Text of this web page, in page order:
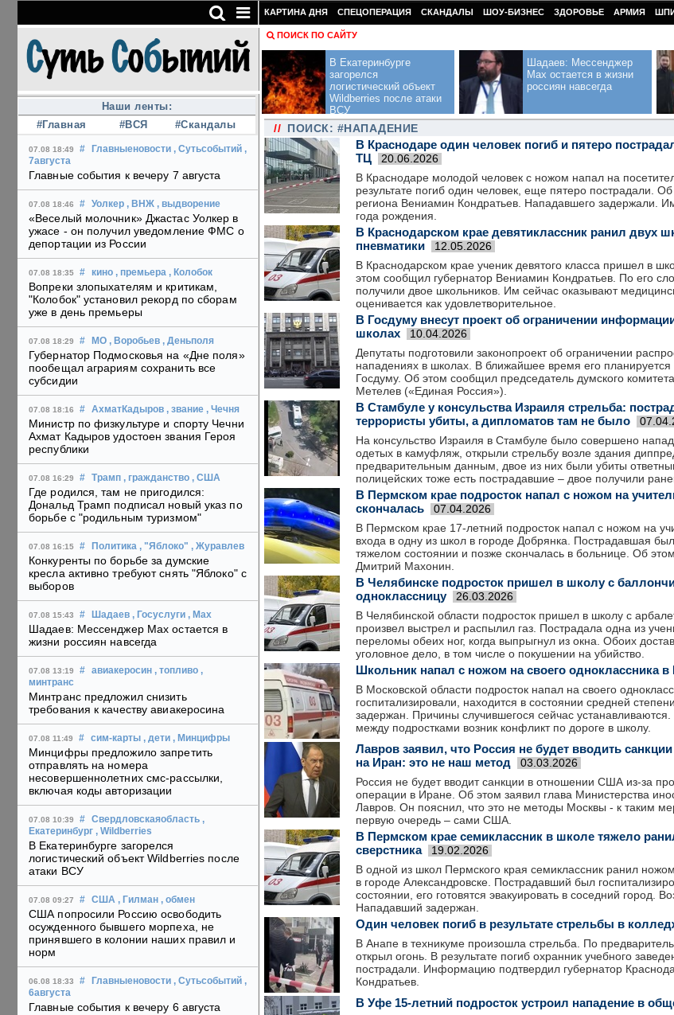
Наши ленты:
#Главная
#ВСЯ #Скандалы
07.08 18:49 # Главныеновости , Сутьсобытий ,
7августа
Главные события к вечеру 7 августа
07.08 18:46 # Уолкер , ВНЖ , выдворение
«Веселый молочник» Джастас Уолкер в
ужасе - он получил уведомление ФМС о
депортации из России
07.08 18:35 # кино , премьера , Колобок
Вопреки злопыхателям и критикам,
"Колобок" установил рекорд по сборам
уже в день премьеры
07.08 18:29 # МО , Воробьев , Деньполя
Губернатор Подмосковья на «Дне поля»
пообещал аграриям сохранить все
субсидии
07.08 18:16 # АхматКадыров , звание , Чечня
Министр по физкультуре и спорту Чечни
Ахмат Кадыров удостоен звания Героя
республики
07.08 16:29 # Трамп , гражданство , США
Где родился, там не пригодился:
Дональд Трамп подписал новый указ по
борьбе с "родильным туризмом"
07.08 16:15 # Политика , "Яблоко" , Журавлев
Конкуренты по борьбе за думские
кресла активно требуют снять "Яблоко" с
выборов
07.08 15:43 # Шадаев , Госуслуги , Max
Шадаев: Мессенджер Max остается в
жизни россиян навсегда
07.08 13:19 # авиакеросин , топливо ,
минтранс
Минтранс предложил снизить
требования к качеству авиакеросина
07.08 11:49 # сим-карты , дети , Минцифры
Минцифры предложило запретить
отправлять на номера
несовершеннолетних смс-рассылки,
включая коды авторизации
07.08 10:39 # Свердловскаяобласть ,
Екатеринбург , Wildberries
В Екатеринбурге загорелся
логистический объект Wildberries после
атаки ВСУ
07.08 09:27 # США , Гилман , обмен
США попросили Россию освободить
осужденного бывшего морпеха, не
принявшего в колонии наших правил и
норм
06.08 18:33 # Главныеновости , Сутьсобытий ,
6августа
Главные события к вечеру 6 августа
КАРТИНА ДНЯ СПЕЦОПЕРАЦИЯ СКАНДАЛЫ ШОУ-БИЗНЕС ЗДОРОВЬЕ АРМИЯ
ПОИСК ПО САЙТУ
В Екатеринбурге
загорелся
логистический объект
Wildberries после атаки
ВСУ
Шадаев: Мессенджер
Max остается в жизни
россиян навсегда
// ПОИСК: #НАПАДЕНИЕ
В Краснодаре один человек погиб и пятеро
ТЦ
20.06.2026
В Краснодаре молодой человек с ножом напал на
результате погиб один человек, еще пятеро пострадали.
региона Вениамин Кондратьев. Нападавшего задержали.
года рождения.
В Краснодарском крае девятиклассник ранил двух
пневматики
12.05.2026
В Краснодарском крае ученик девятого класса пришел в
этом сообщил губернатор Вениамин Кондратьев. По его
получили двое школьников. Им сейчас оказывают
оценивается как удовлетворительное.
В Госдуму внесут проект об ограничении
школах
10.04.2026
Депутаты подготовили законопроект об ограничении
нападениях в школах. В ближайшее время его планируется
Госдуму. Об этом сообщил председатель думского
Метелев («Единая Россия»).
В Стамбуле у консульства Израиля стрельба:
террористы убиты, а дипломатов там не было
На консульство Израиля в Стамбуле было совершено
одетых в камуфляж, открыли стрельбу возле здания
предварительным данным, двое из них были убиты
полицейских тоже есть пострадавшие – двое получили
В Пермском крае подросток напал с ножом на
скончалась
07.04.2026
В Пермском крае 17-летний подросток напал с ножом на
входа в одну из школ в городе Добрянка. Пострадавшая
тяжелом состоянии и позже скончалась в больнице. Об
Дмитрий Махонин.
В Челябинске подросток пришел в школу с
одноклассницу
26.03.2026
В Челябинской области подросток пришел в школу с
произвел выстрел и распылил газ. Пострадала одна из
переломы обеих ног, когда выпрыгнул из окна. Обоих
уголовное дело, в том числе о покушении на убийство.
Школьник напал с ножом на своего одноклассника
В Московской области подросток напал на своего
госпитализировали, находится в состоянии средней
задержан. Причины случившегося сейчас
между подростками возник конфликт по дороге в школу.
Лавров заявил, что Россия не будет вводить
на Иран: это не наш метод
03.03.2026
Россия не будет вводит санкции в отношении США из-за
операции в Иране. Об этом заявил глава Министерства
Лавров. Он пояснил, что это не методы Москвы - к таким
первую очередь – сами США.
В Пермском крае семиклассник в школе тяжело
сверстника
19.02.2026
В одной из школ Пермского края семиклассник ранил
в городе Александровске. Пострадавший был
состоянии, его готовятся эвакуировать в соседний город.
Нападавший задержан.
Один человек погиб в результате стрельбы в
В Анапе в техникуме произошла стрельба. По
открыл огонь. В результате погиб охранник учебного
пострадали. Информацию подтвердил губернатор
Кондратьев.
В Уфе 15‑летний подросток устроил нападение в